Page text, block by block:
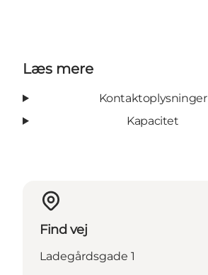
Læs mere
Kontaktoplysninger
Kapacitet
Find vej
Ladegårdsgade 1